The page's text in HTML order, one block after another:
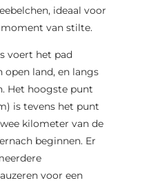
ideaal voor
van stilte.
voert het pad
open land, en langs
Het hoogste punt
is tevens het punt
kilometer van de
beginnen. Er
voor een